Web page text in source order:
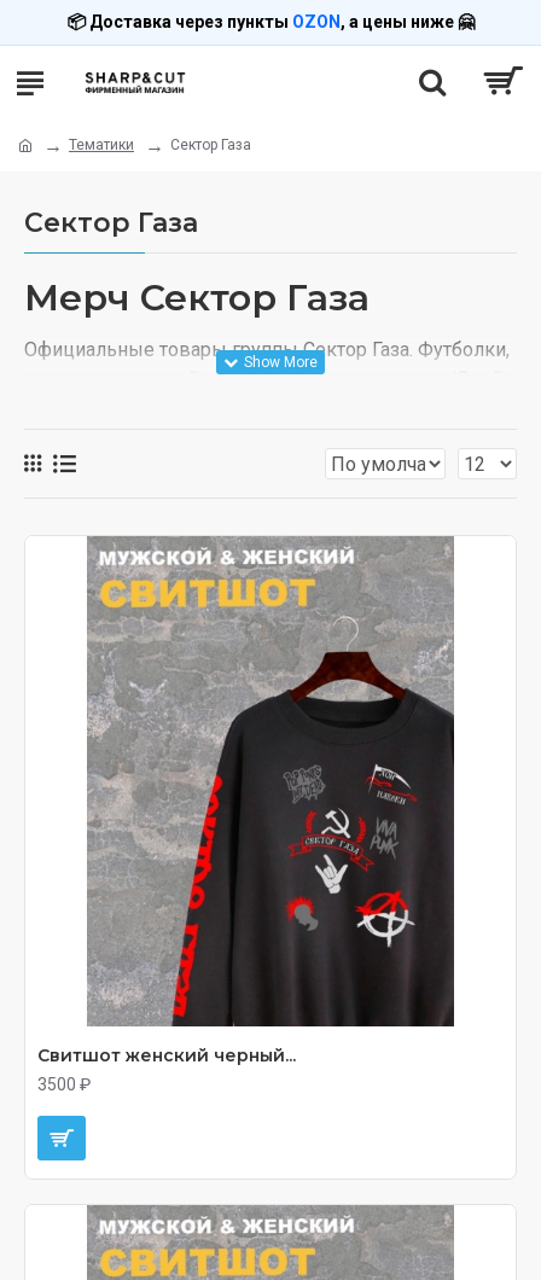
📦 Доставка через пункты OZON , а цены ниже 🤗
Тематики Сектор Газа
Сектор Газа
Мерч Сектор Газа
Официальные товары группы Сектор Газа. Футболки,
худи с символикой легендарной рок-группы и Юрой
Ассортимент
колхозного панка. Plus Ultra!
Свитшот женский черный...
3500 ₽